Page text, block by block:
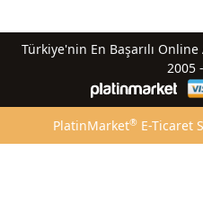
Türkiye'nin En Başarılı
2005
PlatinMarket®E-Ticaret